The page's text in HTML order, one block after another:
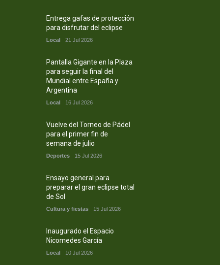
Entrega gafas de protección
para disfrutar del eclipse
Local 21 Jul 2026
Pantalla Gigante en la Plaza
para seguir la final del
Mundial entre España y
Argentina
Local 16 Jul 2026
Vuelve del Torneo de Pádel
para el primer fin de
semana de julio
Deportes 15 Jul 2026
Ensayo general para
preparar el gran eclipse total
de Sol
Cultura y fiestas 15 Jul 2026
Inaugurado el Espacio
Nicomedes García
Local 10 Jul 2026